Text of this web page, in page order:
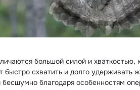
большой силой и хваткостью,
быстро схватить и долго удерживать
бесшумно благодаря особенностям